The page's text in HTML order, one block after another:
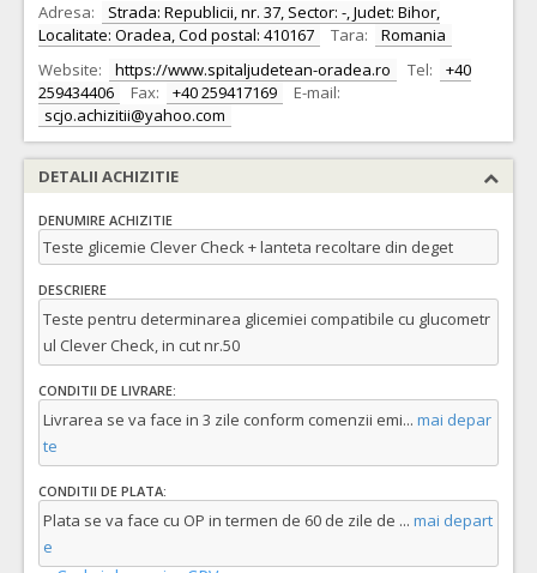
Adresa:
Strada: Republicii, nr. 37, Sector: -, Judet: Bihor,
Localitate: Oradea, Cod postal: 410167
Tara:
Romania
Website:
https://www.spitaljudetean-oradea.ro Tel:
+40
259434406
Fax: +40 259417169
E-mail:
scjo.achizitii@yahoo.com
DETALII ACHIZITIE
DENUMIRE ACHIZITIE
Teste glicemie Clever Check + lanteta recoltare din deget
DESCRIERE
Teste pentru determinarea glicemiei compatibile cu glucometr
ul Clever Check, in cut nr.50
CONDITII DE LIVRARE:
Livrarea se va face in 3 zile conform comenzii emi... mai depar
te
CONDITII DE PLATA:
Plata se va face cu OP in termen de 60 de zile de ... mai depart
e